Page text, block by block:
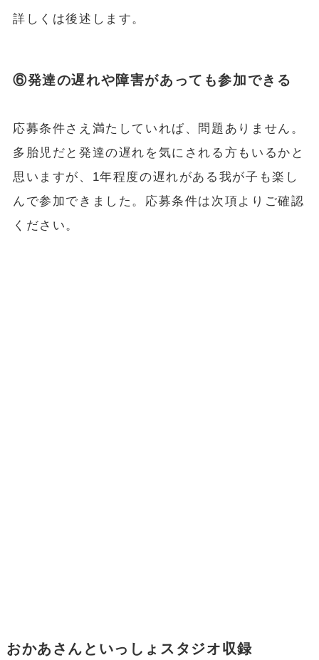
詳しくは後述します。
⑥発達の遅れや障害があっても参加できる
応募条件さえ満たしていれば、問題ありません。
多胎児だと発達の遅れを気にされる方もいるかと
思いますが、1年程度の遅れがある我が子も楽し
んで参加できました。応募条件は次項よりご確認
ください。
おかあさんといっしょスタジオ収録